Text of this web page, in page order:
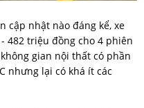
cập nhật nào đáng kể, xe
482 triệu đồng cho 4 phiên
gian nội thất có phần
nhưng lại có khá ít các